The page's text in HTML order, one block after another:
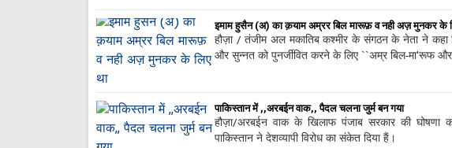
इमाम हुसैन (अ) का क़याम अम्रर बिल मारूफ़ व नही अज़ मुनकर के
हौज़ा / तंजीम अल मकातिब कश्मीर के संगठन के नेता ने
और सुन्नत को पुनर्जीवित करने के लिए ``अम्र बिल-मा'रूफ
पाकिस्तान में ,,अरबईन वाक,, पैदल चलना जुर्म बन गया
हौज़ा/अरबईन वाक के खिलाफ पंजाब सरकार की घोषणा
पाकिस्तान ने देशव्यापी विरोध का संकेत दिया हैं।